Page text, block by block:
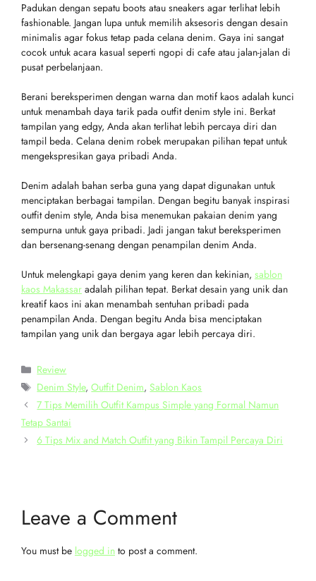
Padukan dengan sepatu boots atau sneakers agar terlihat lebih
fashionable. Jangan lupa untuk memilih aksesoris dengan desain
minimalis agar fokus tetap pada celana denim. Gaya ini sangat
cocok untuk acara kasual seperti ngopi di cafe atau jalan-jalan di
pusat perbelanjaan.
Berani bereksperimen dengan warna dan motif kaos adalah kunci
untuk menambah daya tarik pada outfit denim style ini. Berkat
tampilan yang edgy, Anda akan terlihat lebih percaya diri dan
tampil beda. Celana denim robek merupakan pilihan tepat untuk
mengekspresikan gaya pribadi Anda.
Denim adalah bahan serba guna yang dapat digunakan untuk
menciptakan berbagai tampilan. Dengan begitu banyak inspirasi
outfit denim style, Anda bisa menemukan pakaian denim yang
sempurna untuk gaya pribadi. Jadi jangan takut bereksperimen
dan bersenang-senang dengan penampilan denim Anda.
Untuk melengkapi gaya denim yang keren dan kekinian, sablon
kaos Makassar adalah pilihan tepat. Berkat desain yang unik dan
kreatif kaos ini akan menambah sentuhan pribadi pada
penampilan Anda. Dengan begitu Anda bisa menciptakan
tampilan yang unik dan bergaya agar lebih percaya diri.
Review
Denim Style,Outfit Denim,Sablon Kaos
7 Tips Memilih Outfit Kampus Simple yang Formal Namun
Tetap Santai
6 Tips Mix and Match Outfit yang Bikin Tampil Percaya Diri
Leave a Comment
You must be logged in to post a comment.